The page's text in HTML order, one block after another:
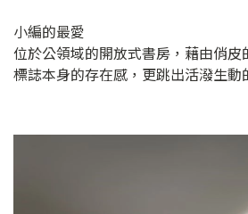
小編的最愛
位於公領域的開放式書房，藉由俏
標誌本身的存在感，更跳出活潑生動